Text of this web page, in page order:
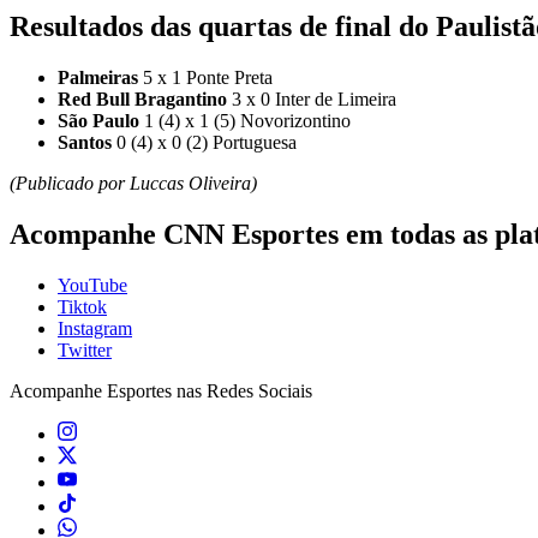
Resultados das quartas de final do
Palmeiras 5 x 1 Ponte Preta
Red Bull Bragantino 3 x 0 Inter de Limeira
São Paulo 1 (4) x 1 (5) Novorizontino
Santos 0 (4) x 0 (2) Portuguesa
(Publicado por Luccas Oliveira)
Acompanhe CNN Esportes em todas as
YouTube
Tiktok
Instagram
Twitter
Acompanhe Esportes nas Redes Sociais